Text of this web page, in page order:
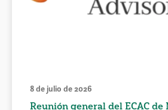
8 de julio de 2026
Reunión general del ECAC de